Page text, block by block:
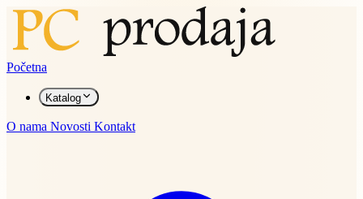
Početna
Katalog
O nama Novosti Kontakt